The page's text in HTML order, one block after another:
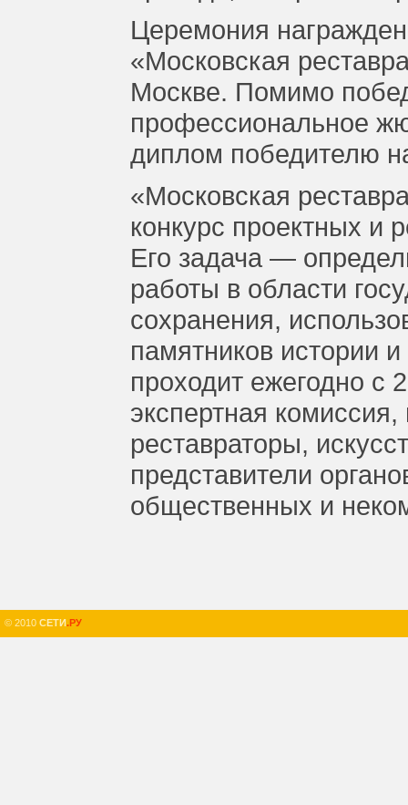
Церемония
«Московская
Москве. Помимо
профессиональное
диплом победителю
«Московская
конкурс проектных и
Его задача —
работы в области
сохранения,
памятников истории
проходит ежегодно с
экспертная комиссия,
реставраторы,
представители
общественных и
© 2010 СЕТИ.РУ